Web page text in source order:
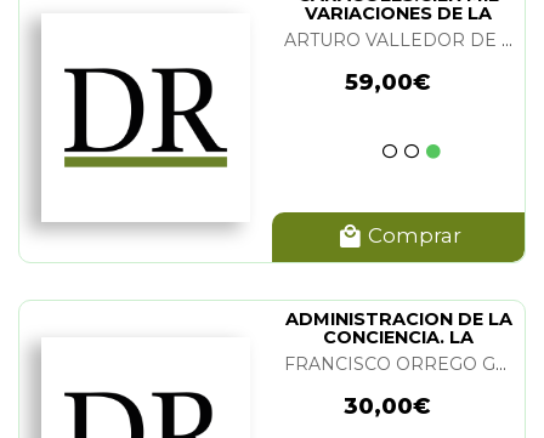
VARIACIONES DE LA
ESPIRAL
ARTURO VALLEDOR DE LOZOYA
59,00€
Comprar
ADMINISTRACION DE LA
CONCIENCIA. LA
FRANCISCO ORREGO GONZALEZ
30,00€